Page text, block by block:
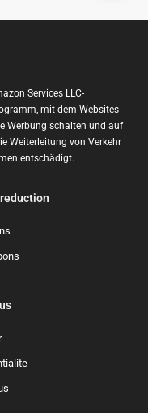
Services LLC-
mit dem Websites
Werbung schalten und auf
Weiterleitung von Verkehr
entschädigt.